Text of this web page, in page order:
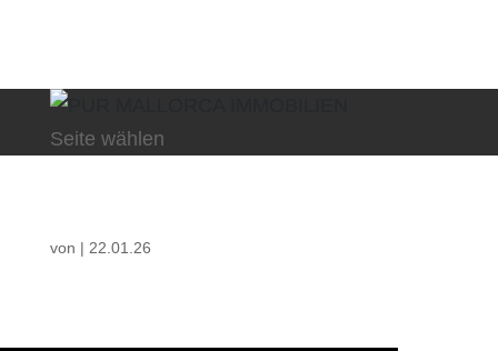
Seite wählen
von | 22.01.26